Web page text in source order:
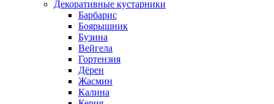
Декоративные кустарники
Барбарис
Боярышник
Бузина
Вейгела
Гортензия
Дёрен
Жасмин
Калина